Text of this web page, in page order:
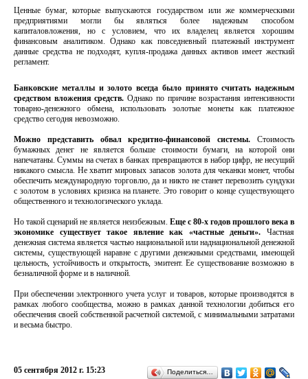
Ценные бумаг, которые выпускаются государством или же коммерческими
предприятиями могли бы являться более надежным способом
капиталовложения, но с условием, что их владелец является хорошим
финансовым аналитиком. Однако как повседневный платежный инструмент
данные средства не подходят, купля-продажа данных активов имеет жесткий
регламент.
Банковские металлы и золото всегда было принято считать надежным
средством вложения средств. Однако по причине возрастания интенсивности
товарно-денежного обмена, использовать золотые монеты как платежное
средство сегодня невозможно.
Можно представить обвал кредитно-финансовой системы. Стоимость
бумажных денег не является больше стоимости бумаги, на которой они
напечатаны. Суммы на счетах в банках превращаются в набор цифр, не несущий
никакого смысла. Не хватит мировых запасов золота для чеканки монет, чтобы
обеспечить международную торговлю, да и никто не станет перевозить сундуки
с золотом в условиях кризиса на планете. Это говорит о конце существующего
общественного и технологического уклада.
Но такой сценарий не является неизбежным. Еще с 80-х годов прошлого века в
экономике существует такое явление как «частные деньги». Частная
денежная система является частью национальной или наднациональной денежной
системы, существующей наравне с другими денежными средствами, имеющей
цельность, устойчивость и открытость, эмитент. Ее существование возможно в
безналичной форме и в наличной.
При обеспечении электронного учета услуг и товаров, которые производятся в
рамках любого сообщества, можно в рамках данной технологии добиться его
обеспечения своей собственной расчетной системой, с минимальными затратами
и весьма быстро.
05 сентября 2012 г. 15:23 Поделиться…